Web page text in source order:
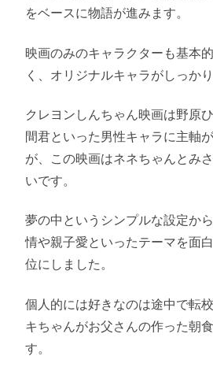
をベースに物語が進みます。
映画のみのキャラクターも基本
く、オリジナルキャラがしっか
クレヨンしんちゃん映画は野原
間君といった男性キャラに主軸
が、この映画はネネちゃんとみ
いです。
夢の中というシンプルな設定か
情や親子愛といったテーマを面
位にしました。
個人的には好きなのは途中で転
キちゃんがお父さんの作った朝
す。